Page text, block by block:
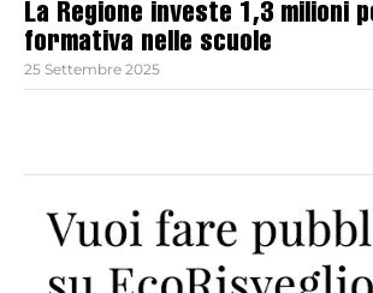
La Regione investe 1,3 milioni
formativa nelle scuole
25 Settembre 2025